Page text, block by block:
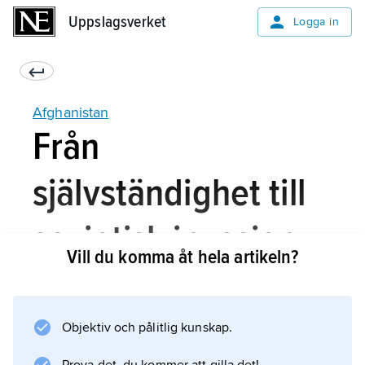
Uppslagsverket Logga in
Afghanistan
Från
självständighet till
sovjetisk invasion,
Vill du komma åt hela artikeln?
Objektiv och pålitlig kunskap.